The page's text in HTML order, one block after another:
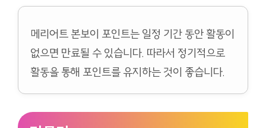
메리어트 본보이 포인트는 일정 기간 동안 활동이
없으면 만료될 수 있습니다. 따라서 정기적으로
활동을 통해 포인트를 유지하는 것이 좋습니다.